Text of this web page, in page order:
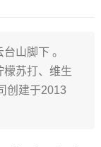
山脚下 。
檬苏打、维生
创建于2013